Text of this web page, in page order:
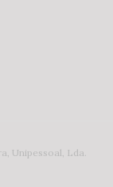
Unipessoal, Lda.